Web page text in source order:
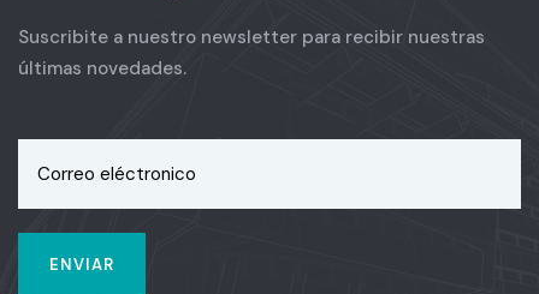
Suscribite a nuestro newsletter para recibir nuestras
últimas novedades.